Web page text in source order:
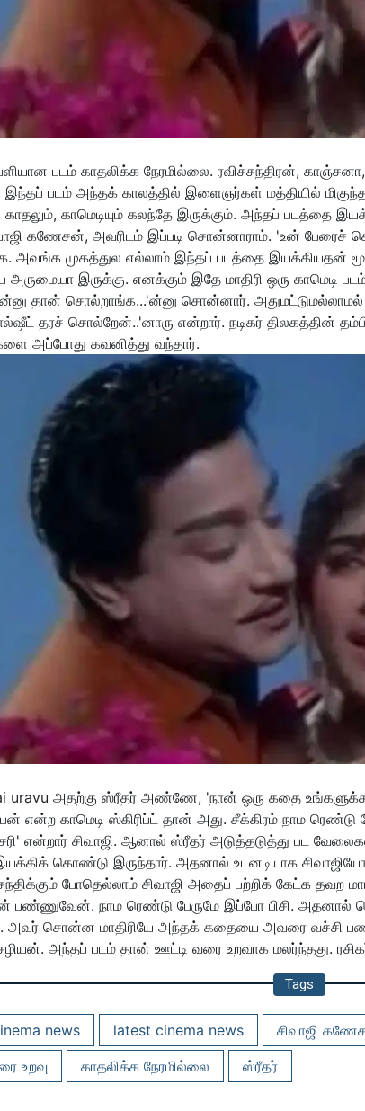
படம் காதலிக்க நேரமில்லை. ரவிச்சந்திரன், காஞ்சனா,
இந்தப் படம் அந்தக் காலத்தில் இளைஞர்கள் மத்தியில்
காமெடியும் கலந்தே இருக்கும். அந்தப் படத்தை
கணேசன், அவரிடம் இப்படி சொன்னாராம். 'உன் பேரைச்
முகத்துல எல்லாம் இந்தப் படத்தை இயக்கியதன் மூலம்
அருமையா இருக்கு. எனக்கும் இதே மாதிரி ஒரு காமெடி
தான் சொல்றாங்க...'ன்னு சொன்னார்.
தரச் சொல்றேன்..'னாரு என்றார். நடிகர் திலகத்தின்
அப்போது கவனித்து வந்தார்.
uravu அதற்கு ஸ்ரீதர் அண்ணே, 'நான் ஒரு கதை
என்ற காமெடி ஸ்கிரிப்ட் தான் அது. சீக்கிரம் நாம
என்றார் சிவாஜி. ஆனால் ஸ்ரீதர் அடுத்தடுத்து பட
கொண்டு இருந்தார். அதனால் உடனடியாக
போதெல்லாம் சிவாஜி அதைப் பற்றிக் கேட்க
பண்ணுவேன். நாம ரெண்டு பேருமே இப்போ பிசி.
சொன்ன மாதிரியே அந்தக் கதையை அவரை வச்சி
அந்தப் படம் தான் ஊட்டி வரை உறவாக மலர்ந்தது.
Tags
news latest cinema news சிவாஜி
உறவு
காதலிக்க நேரமில்லை ஸ்ரீதர்